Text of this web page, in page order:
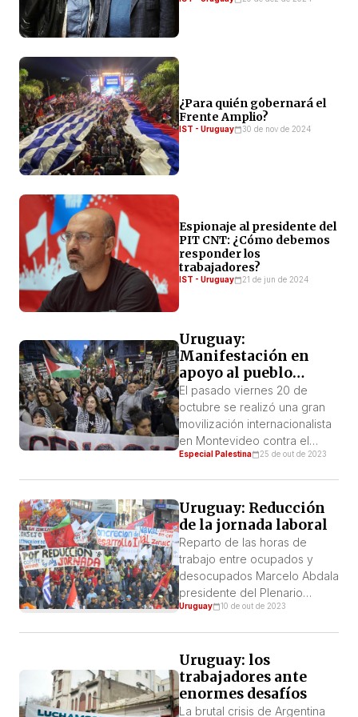
¿Para quién gobernará el
Frente Amplio?
IST - Uruguay 30 de nov de 2024
Espionaje al presidente del
PIT CNT: ¿Cómo debemos
responder los
trabajadores?
IST - Uruguay 21 de jun de 2024
Uruguay:
Manifestación en
apoyo al pueblo
Palestino
El pasado viernes 20 de
octubre se realizó una gran
movilización internacionalista
en Montevideo contra el
genocidio que está llevando
estamos presenciando no es
una guerra, es una enorme
masacre sobre civiles en la
franja de Gaza. Frente a ello
miles de personas marchamos
por […]
Especial Palestina 25 de out de 2023
Uruguay: Reducción
de la jornada laboral
Reparto de las horas de
trabajo entre ocupados y
desocupados Marcelo Abdala
presidente del Plenario
Intersindical de
CNT planteó en el paro
parcial de agosto el tema de
la reducción de la jornada
laboral. Desde entonces y en
Uruguay 10 de out de 2023
Uruguay: los
trabajadores ante
enormes desafíos
La brutal crisis de Argentina